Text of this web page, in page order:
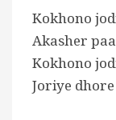
Kokhono
Akasher
Kokhono
Joriye